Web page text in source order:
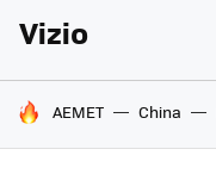
Vizio
HOY SE HABLA DE
AEMET China